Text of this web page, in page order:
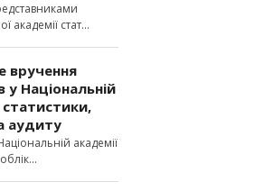
академії стат
вручення
у Національній
статистики,
аудиту
академії